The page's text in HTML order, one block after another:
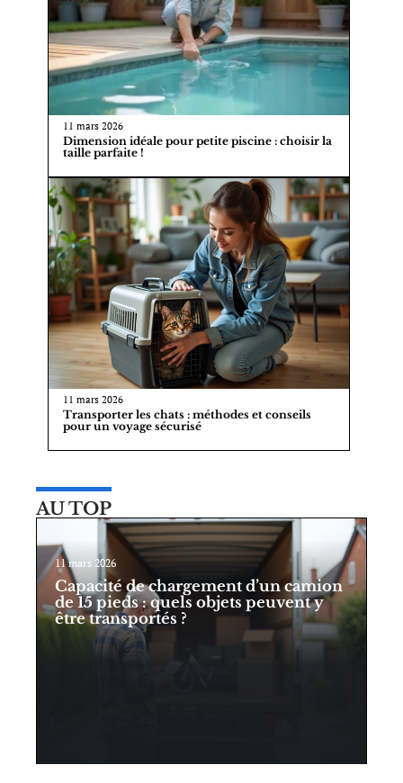
11 mars 2026
Dimension idéale pour petite piscine : choisir la
taille parfaite !
11 mars 2026
Transporter les chats : méthodes et conseils
pour un voyage sécurisé
AU TOP
11 mars 2026
Capacité de chargement d’un camion
de 15 pieds : quels objets peuvent y
être transportés ?